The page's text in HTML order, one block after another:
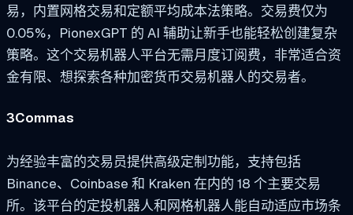
易，内置网格交易和定额平均成本法策略。交易费仅为
0.05%，PionexGPT 的 AI 辅助让新手也能轻松创建复杂
策略。这个交易机器人平台无需月度订阅费，非常适合资
金有限、想探索各种加密货币交易机器人的交易者。
3Commas
为经验丰富的交易员提供高级定制功能，支持包括
Binance、Coinbase 和 Kraken 在内的 18 个主要交易
所。该平台的定投机器人和网格机器人能自动适应市场条